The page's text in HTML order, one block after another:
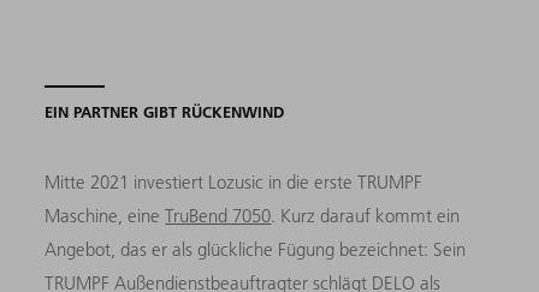
EIN PARTNER GIBT RÜCKENWIND
Mitte 2021 investiert Lozusic in die erste TRUMPF
Maschine, eineTruBend 7050 . Kurz darauf kommt ein
Angebot, das er als glückliche Fügung bezeichnet: Sein
TRUMPF Außendienstbeauftragter schlägt DELO als